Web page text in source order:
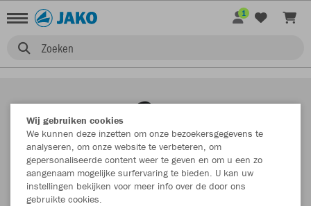
Zoeken
1
Wij gebruiken cookies
We kunnen deze inzetten om onze bezoekersgegevens te
analyseren, om onze website te verbeteren, om
gepersonaliseerde content weer te geven en om u een zo
aangenaam mogelijke surfervaring te bieden. U kan uw
instellingen bekijken voor meer info over de door ons
gebruikte cookies.